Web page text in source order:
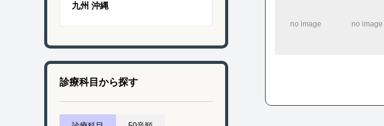
九州 沖縄
診療科目から探す